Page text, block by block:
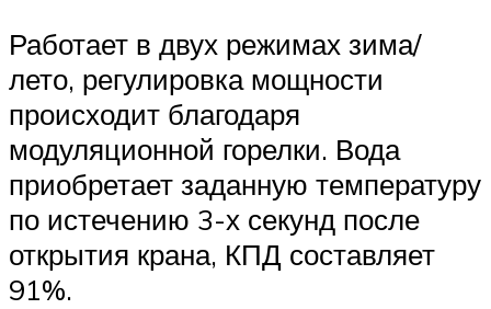
Работает в двух режимах зима/
лето, регулировка мощности
происходит благодаря
модуляционной горелки. Вода
приобретает заданную температуру
по истечению 3-х секунд после
открытия крана, КПД составляет
91%.